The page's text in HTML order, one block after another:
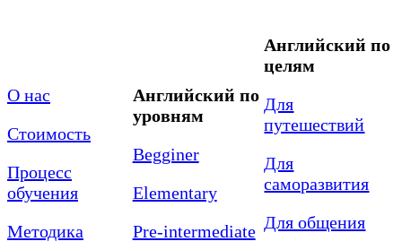
О нас
Стоимость
Процесс
обучения
Методика
Английский по
уровням
Begginer
Elementary
Pre-intermediate
Английский по
целям
Для
путешествий
Для
саморазвития
Для общения